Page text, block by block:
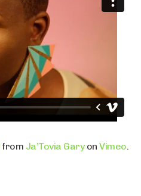
from Ja’Tovia Garyon Vimeo.